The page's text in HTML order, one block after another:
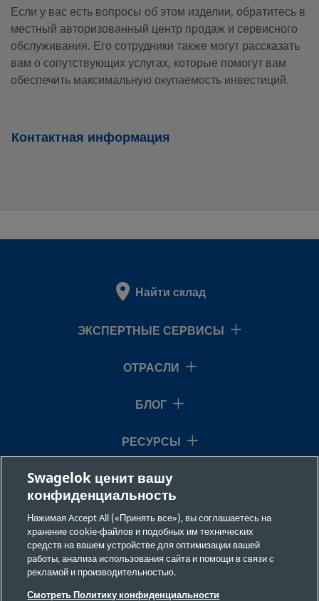
1010-
3
обжимной
фитинг
Swagelok®
3
3
Swagelok®
12 мм
фитинг
7/8 дюйма
B-
1610-
Латунь 1 дюйм
обжимной
фитинг
Swagelok®
Если у вас есть вопросы об этом изделии, обратитесь в
местный авторизованный центр продаж и сервисного
обслуживания. Его сотрудники также могут рассказать
вам о сопутствующих услугах, которые помогут вам
обеспечить максимальную окупаемость инвестиций.
Контактная информация
Найти склад
ЭКСПЕРТНЫЕ СЕРВИСЫ
ОТРАСЛИ
БЛОГ
РЕСУРСЫ
О НАС
Swagelok ценит вашу
конфиденциальность
Нажимая Accept All («Принять все»), вы соглашаетесь на
хранение cookie-файлов и подобных им технических
средств на вашем устройстве для оптимизации вашей
работы, анализа использования сайта и помощи в связи с
рекламой и производительностью.
Смотреть Политику конфиденциальности